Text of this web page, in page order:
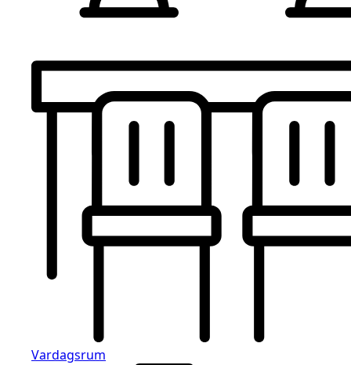
Vardagsrum